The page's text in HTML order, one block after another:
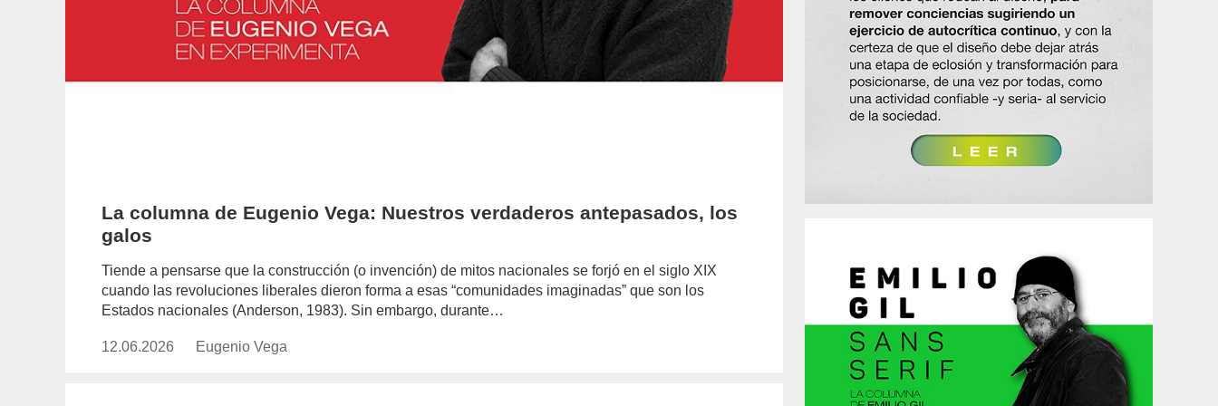
La columna de Eugenio Vega: Nuestros verdaderos antepasados, los
galos
Tiende a pensarse que la construcción (o invención) de mitos nacionales se forjó en el siglo XIX
cuando las revoluciones liberales dieron forma a esas “comunidades imaginadas” que son los
Estados nacionales (Anderson, 1983). Sin embargo, durante…
Publicado
12.06.2026 https://www.experimenta.es/author/info1/
Eugenio Vega